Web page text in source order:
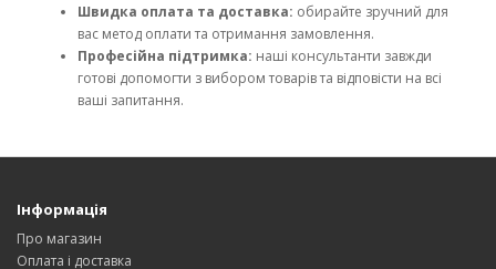
Швидка оплата та доставка: обирайте зручний для
вас метод оплати та отримання замовлення.
Професійна підтримка: наші консультанти завжди
готові допомогти з вибором товарів та відповісти на всі
ваші запитання.
Інформація
Про магазин
Оплата і доставка